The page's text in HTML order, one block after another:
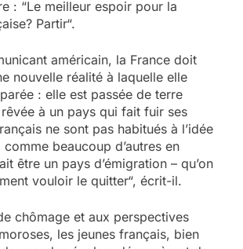
: “Le meilleur espoir pour la
Partir“.
américain, la France doit
nouvelle réalité à laquelle elle
: elle est passée de terre
à un pays qui fait fuir ses
ne sont pas habitués à l’idée
beaucoup d’autres en
être un pays d’émigration – qu’on
vouloir le quitter“, écrit-il.
chômage et aux perspectives
les jeunes français, bien